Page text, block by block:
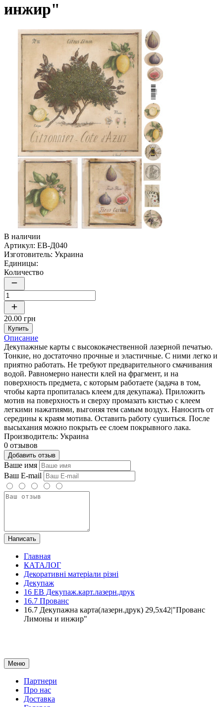
инжир"
В наличии
Артикул: ЕВ-Д040
Изготовитель: Украина
Единицы:
Количество
20.00 грн
Купить
Описание
Декупажные карты с высококачественной лазерной печатью.
Тонкие, но достаточно прочные и эластичные. С ними легко и
приятно работать. Не требуют предварительного смачивания
водой. Равномерно нанести клей на фрагмент, и на
поверхность предмета, с которым работаете (задача в том,
чтобы карта пропиталась клеем для декупажа). Приложить
мотив на поверхность и сверху промазать кистью с клеем
легкими нажатиями, выгоняя тем самым воздух. Наносить от
середины к краям мотива. Оставить работу сушиться. После
высыхания можно покрыть ее слоем покрывного лака.
Производитель: Украина
0 отзывов
Добавить отзыв
Ваше имя
Ваш E-mail
Написать
Главная
КАТАЛОГ
Декоративні матеріали різні
Декупаж
16 ЕВ Декупаж.карт.лазерн.друк
16.7 Прованс
16.7 Декупажна карта(лазерн.друк) 29,5х42|"Прованс
Лимоны и инжир"
Меню
Партнери
Про нас
Доставка